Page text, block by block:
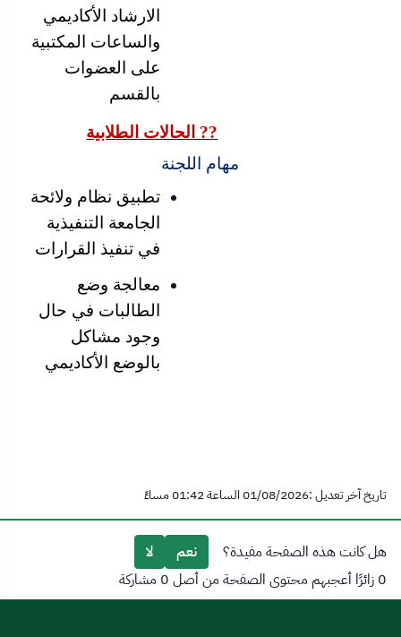
الارشاد الأكاديمي
والساعات المكتبية
على العضوات
بالقسم
?? الحالات الطلابية
مهام اللجنة
تطبيق نظام ولائحة
الجامعة التنفيذية
في تنفيذ القرارات
معالجة وضع
الطالبات في حال
وجود مشاكل
بالوضع الأكاديمي
تاريخ آخر تعديل :01/08/2026 الساعة 01:42 مساءً
هل كانت هذه الصفحة مفيدة؟ نعم
لا
0 زائرًا أعجبهم محتوى الصفحة من أصل 0 مشاركة